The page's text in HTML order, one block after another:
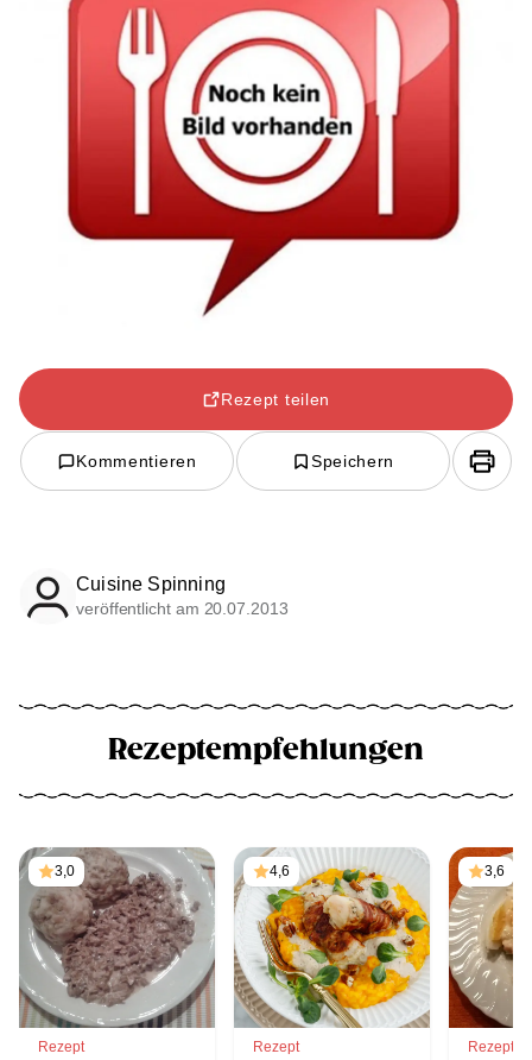
Rezept teilen
Kommentieren Speichern
Cuisine Spinning
veröffentlicht am 20.07.2013
Rezeptempfehlungen
3,0
Rezept
4,6
Rezept
3,6
Rezept